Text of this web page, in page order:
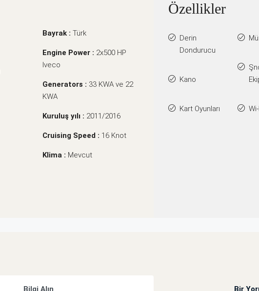
Bayrak : Türk
Engine Power : 2x500 HP
Iveco
Generators : 33 KWA ve 22
KWA
Kuruluş yılı : 2011/2016
Cruising Speed : 16 Knot
Klima : Mevcut
Özellikler
Derin
Dondurucu
Kano
Kart Oyunları
Bilgi Alın Bir